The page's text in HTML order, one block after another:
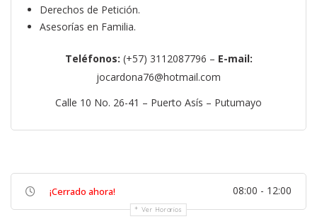
Derechos de Petición.
Asesorías en Familia.
Teléfonos: (+57) 3112087796 – E-mail:
jocardona76@hotmail.com
Calle 10 No. 26-41 – Puerto Asís – Putumayo
¡Cerrado ahora! 08:00 - 12:00
Ver Horarios